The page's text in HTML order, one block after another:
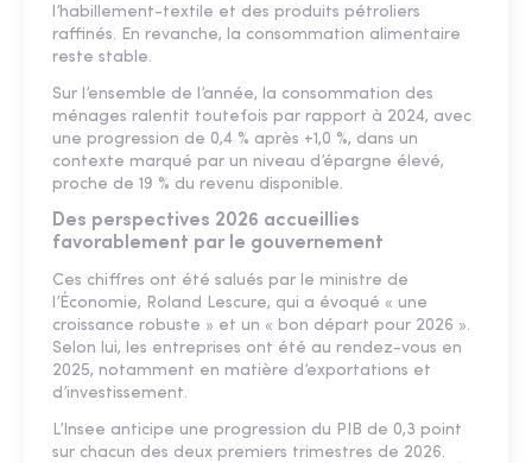
l’habillement-textile et des produits pétroliers
raffinés. En revanche, la consommation alimentaire
reste stable.
Sur l’ensemble de l’année, la consommation des
ménages ralentit toutefois par rapport à 2024, avec
une progression de 0,4 % après +1,0 %, dans un
contexte marqué par un niveau d’épargne élevé,
proche de 19 % du revenu disponible.
Des perspectives 2026 accueillies
favorablement par le gouvernement
Ces chiffres ont été salués par le ministre de
l’Économie, Roland Lescure, qui a évoqué « une
croissance robuste » et un « bon départ pour 2026 ».
Selon lui, les entreprises ont été au rendez-vous en
2025, notamment en matière d’exportations et
d’investissement.
L’Insee anticipe une progression du PIB de 0,3 point
sur chacun des deux premiers trimestres de 2026.